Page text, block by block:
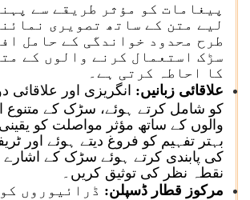
پیغامات کو مؤثر طریقے سے
لیے متن کے ساتھ تصویری
طرح محدود خواندگی کے حامل
سڑک استعمال کرنے والوں کے
کا احاطہ کرتی ہے۔
علاقائی زبانیں: انگریزی اور علاقائی
کو شامل کرتے ہوئے، سڑک کے متنوع
والوں کے ساتھ مؤثر مواصلت کو یقینی
بہتر تفہیم کو فروغ دیتے ہوئے اور
کی پابندی کرتے ہوئے سڑک کے اشارے
نقطہ نظر کی توثیق کریں۔
مرکوز قطار ڈسپلن: ڈرائیوروں